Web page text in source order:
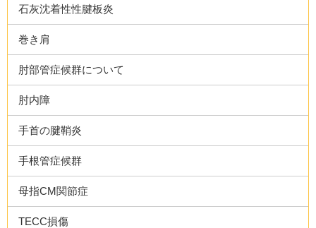
石灰沈着性性腱板炎
巻き肩
肘部管症候群について
肘内障
手首の腱鞘炎
手根管症候群
母指CM関節症
TECC損傷